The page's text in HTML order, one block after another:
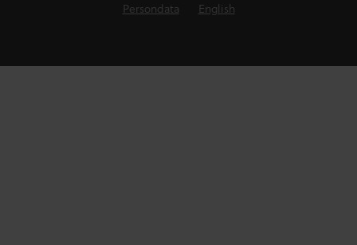
Persondata
English